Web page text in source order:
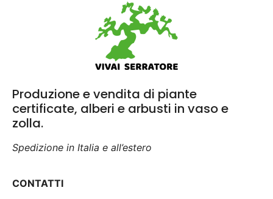
Produzione e vendita di piante
certificate, alberi e arbusti in vaso e
zolla.
Spedizione in Italia e all’estero
CONTATTI